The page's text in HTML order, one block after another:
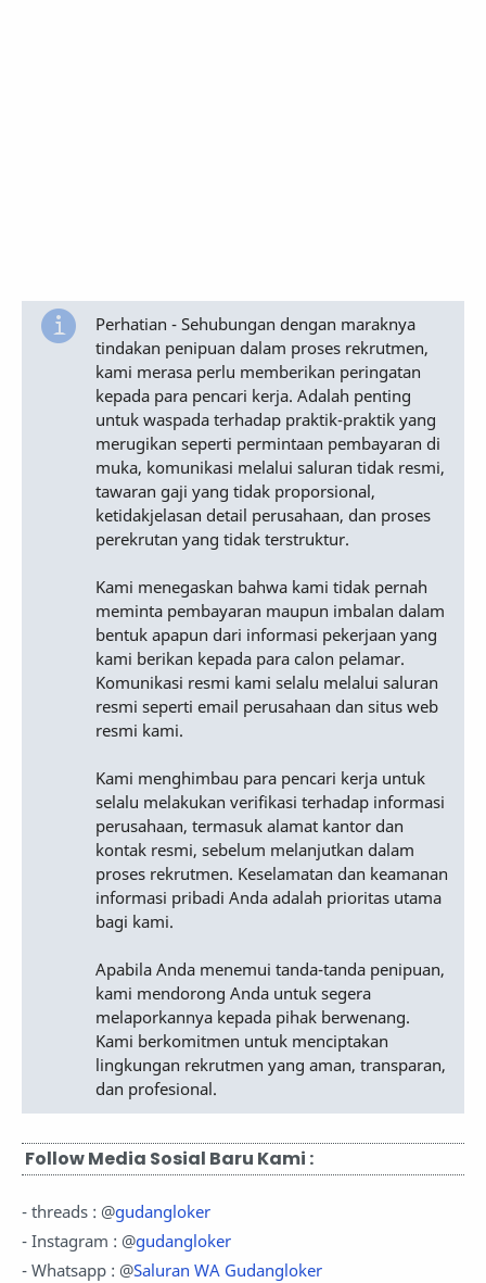
Perhatian - Sehubungan dengan maraknya
tindakan penipuan dalam proses rekrutmen,
kami merasa perlu memberikan peringatan
kepada para pencari kerja. Adalah penting
untuk waspada terhadap praktik-praktik yang
merugikan seperti permintaan pembayaran di
muka, komunikasi melalui saluran tidak resmi,
tawaran gaji yang tidak proporsional,
ketidakjelasan detail perusahaan, dan proses
perekrutan yang tidak terstruktur.
Kami menegaskan bahwa kami tidak pernah
meminta pembayaran maupun imbalan dalam
bentuk apapun dari informasi pekerjaan yang
kami berikan kepada para calon pelamar.
Komunikasi resmi kami selalu melalui saluran
resmi seperti email perusahaan dan situs web
resmi kami.
Kami menghimbau para pencari kerja untuk
selalu melakukan verifikasi terhadap informasi
perusahaan, termasuk alamat kantor dan
kontak resmi, sebelum melanjutkan dalam
proses rekrutmen. Keselamatan dan keamanan
informasi pribadi Anda adalah prioritas utama
bagi kami.
Apabila Anda menemui tanda-tanda penipuan,
kami mendorong Anda untuk segera
melaporkannya kepada pihak berwenang.
Kami berkomitmen untuk menciptakan
lingkungan rekrutmen yang aman, transparan,
dan profesional.
Follow Media Sosial Baru Kami :
- threads : @gudangloker
- Instagram : @gudangloker
- Whatsapp : @Saluran WA Gudangloker